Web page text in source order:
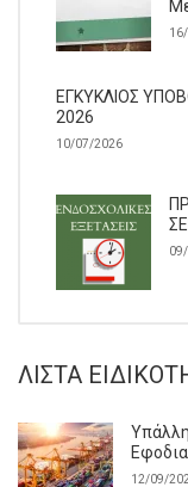
ΕΓΚΥΚΛΙΟΣ
2026
10/07/2026
ΛΊΣΤΑ
12/09/